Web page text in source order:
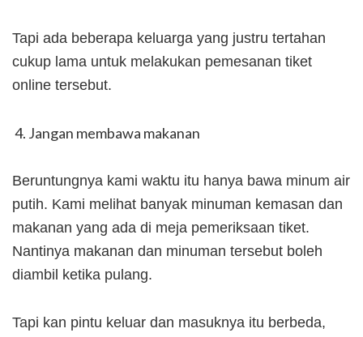
Tapi ada beberapa keluarga yang justru tertahan
cukup lama untuk melakukan pemesanan tiket
online tersebut.
Jangan membawa makanan
Beruntungnya kami waktu itu hanya bawa minum air
putih. Kami melihat banyak minuman kemasan dan
makanan yang ada di meja pemeriksaan tiket.
Nantinya makanan dan minuman tersebut boleh
diambil ketika pulang.
Tapi kan pintu keluar dan masuknya itu berbeda,